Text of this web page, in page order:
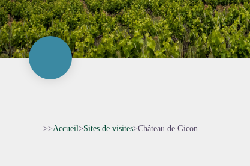
>>Accueil>Sites de visites>Château de Gicon